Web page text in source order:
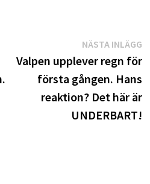
NÄSTA INLÄGG
Valpen upplever regn för
första gången. Hans
reaktion? Det här är
UNDERBART!